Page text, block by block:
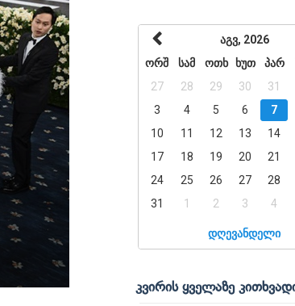
აგვ, 2026
ორშ
სამ ოთხ ხუთ პარ
27
28 29 30 31
3
4 5 6 7
10
11 12 13 14
17
18 19 20 21
24
25 26 27 28
31
1 2 3 4
დღევანდელი
კვირის ყველაზე